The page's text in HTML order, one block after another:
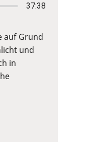
37:38
auf Grund
und
in